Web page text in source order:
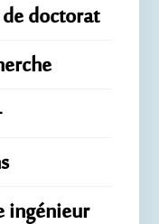
doctorat
ingénieur